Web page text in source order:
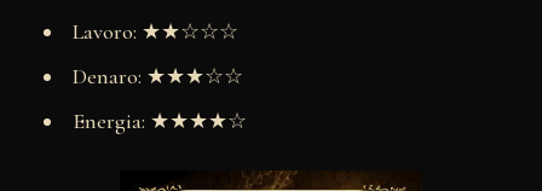
Lavoro: ★★☆☆☆
Denaro: ★★★☆☆
Energia: ★★★★☆